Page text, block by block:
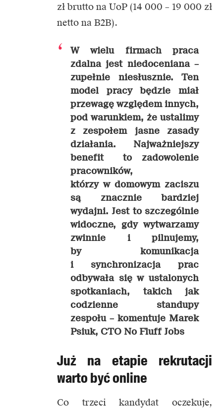
zł brutto na UoP (14 000 – 19 000 zł
netto na B2B).
W wielu firmach praca
zdalna jest niedoceniana –
zupełnie niesłusznie. Ten
model pracy będzie miał
przewagę względem innych,
pod warunkiem, że ustalimy
z zespołem jasne zasady
działania. Najważniejszy
benefit to zadowolenie
pracowników,
którzy w domowym zaciszu
są znacznie bardziej
wydajni. Jest to szczególnie
widoczne, gdy wytwarzamy
zwinnie i pilnujemy,
by komunikacja
i synchronizacja prac
odbywała się w ustalonych
spotkaniach, takich jak
codzienne standupy
zespołu – komentuje Marek
Psiuk, CTO No Fluff Jobs
Już na etapie rekrutacji
warto być online
Co trzeci kandydat oczekuje,